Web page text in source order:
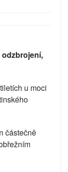
u moci
částečně